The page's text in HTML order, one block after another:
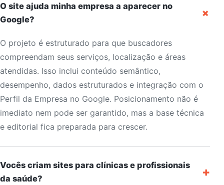
O site ajuda minha empresa a aparecer no
Google?
+
O projeto é estruturado para que buscadores
compreendam seus serviços, localização e áreas
atendidas. Isso inclui conteúdo semântico,
desempenho, dados estruturados e integração com o
Perfil da Empresa no Google. Posicionamento não é
imediato nem pode ser garantido, mas a base técnica
e editorial fica preparada para crescer.
Vocês criam sites para clínicas e profissionais
da saúde?
+